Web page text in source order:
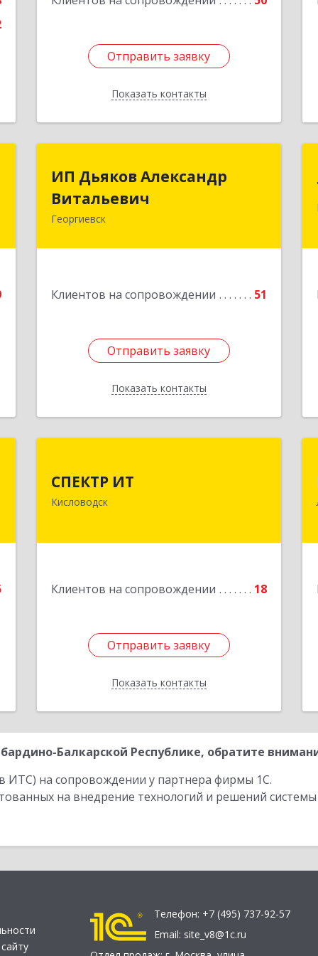
Отправить заявку
Показать контакты
Отправить заявку
Назад
ИП Дьяков Александр
Витальевич
Георгиевск
Клиентов на сопровождении 51
Отправить заявку
Показать контакты
Витальевич
Отправить заявку
Назад
СПЕКТР ИТ
Кисловодск
Клиентов на сопровождении 18
Отправить заявку
Показать контакты
Кисловодск г, Ставропольская ул, дом
Отправить заявку
Назад
Балкарской Республике, обратите
ИТС) на сопровождении у партнера фирмы 1С.
на внедрение технологий и решений
Телефон: +7 (495) 737-92-57
Email: site_v8@1c.ru